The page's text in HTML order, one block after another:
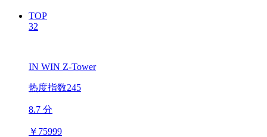
TOP
32
IN WIN Z-Tower
热度指数245
8.7 分
￥ 75999